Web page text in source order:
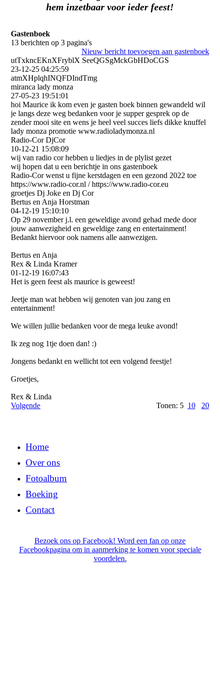
hem inzetbaar voor ieder feest!
Gastenboek
13 berichten op 3 pagina's
Nieuw bericht toevoegen aan gastenboek
utTxkncEKnXFryblX SeeQGSgMckGbHDoCGS
23-12-25 04:25:59
atmXHplqhINQFDIndTmg
miranca lady monza
27-05-23 19:51:01
hoi Maurice ik kom even je gasten boek binnen gewandeld wil
je langs deze weg bedanken voor je supper gesprek op de
zender mooi site en wens je heel veel succes liefs dikke knuffel
lady monza promotie www.radioladymonza.nl
Radio-Cor DjCor
10-12-21 15:08:09
wij van radio cor hebben u liedjes in de plylist gezet
wij hopen dat u een berichtje in ons gastenboek
Radio-Cor wenst u fijne kerstdagen en een gezond 2022 toe
https:­//­www.­radio-­cor.­nl / https:­//­www.­radio-­cor.­eu
groetjes Dj Joke en Dj Cor
Bertus en Anja Horstman
04-12-19 15:10:10
Op 29 november j.l. een geweldige avond gehad mede door
jouw aanwezigheid en geweldige zang en entertainment!
Bedankt hiervoor ook namens alle aanwezigen.
Bertus en Anja
Rex & Linda Kramer
01-12-19 16:07:43
Het is geen feest als maurice is geweest!
Jeetje man wat hebben wij genoten van jou zang en
entertainment!
We willen jullie bedanken voor de mega leuke avond!
Ik zeg nog 1tje doen dan! :)
Jongens bedankt en wellicht tot een volgend feestje!
Groetjes,
Rex & Linda
Volgende
Tonen: 5 10 20
Home
Over ons
Fotoalbum
Boeking
Contact
Bezoek ons op Facebook! Word een fan op onze
Facebookpagina om in aanmerking te komen voor speciale
voordelen.